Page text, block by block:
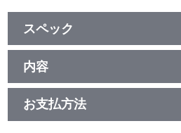
スペック
品番：TU-15469
ジャンル：その他
素材：紙
サイズ：B5／本文1,000ページ以上＋
生産エリア：日本
内容
【使用上の注意】
●本来の用途以外で使用しないでくださ
●小さなお子様の手の届くところに置
お支払方法